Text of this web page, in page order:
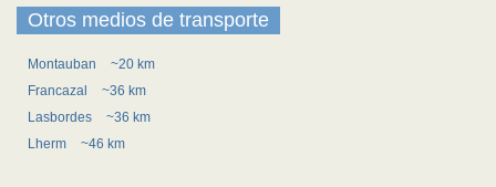
Otros medios de transporte
Montauban
~20 km
Francazal
~36 km
Lasbordes
~36 km
Lherm
~46 km